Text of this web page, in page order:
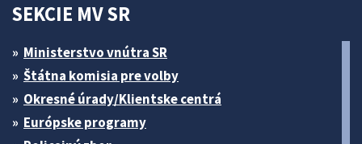
SEKCIE MV SR
Ministerstvo vnútra SR
Štátna komisia pre volby
Okresné úrady/Klientske centrá
Európske programy